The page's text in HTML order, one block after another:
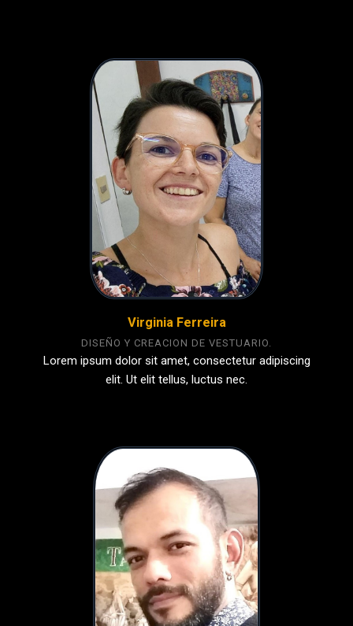
Virginia Ferreira
DISEÑO Y CREACION DE VESTUARIO.
Lorem ipsum dolor sit amet, consectetur adipiscing
elit. Ut elit tellus, luctus nec.